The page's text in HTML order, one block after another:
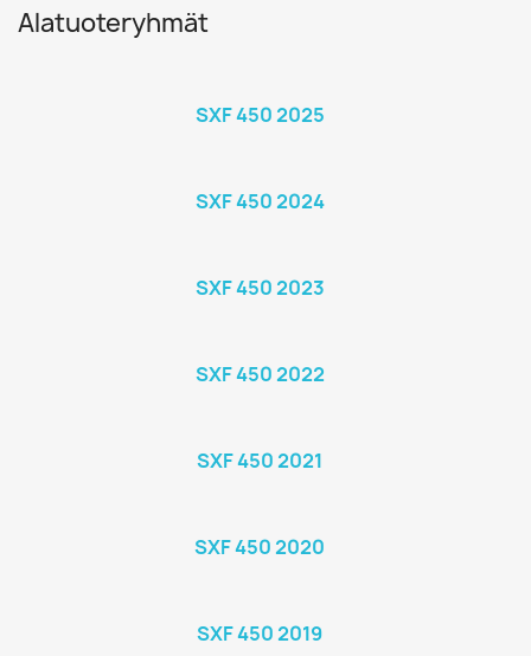
Alatuoteryhmät
SXF 450 2025
SXF 450 2024
SXF 450 2023
SXF 450 2022
SXF 450 2021
SXF 450 2020
SXF 450 2019